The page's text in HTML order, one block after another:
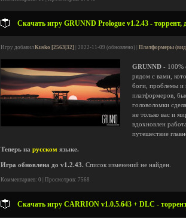
Скачать игру GRUNND Prologue v1.2.43 - торрент,
Игру добавил Kusko [2563|32] | 2022-11-09 (обновлено) | Платформеры (вид
GRUNND - 100%
рядом с вами,
боги, проблемы и
платформеров,
головоломки
не только вас и
вдохновлен
путешествие
Теперь на русском языке.
Игра обновлена до v1.2.43. Список изменений не найден.
Комментариев: 0 | Просмотров: 7568
Скачать игру CARRION v1.0.5.643 + DLC -